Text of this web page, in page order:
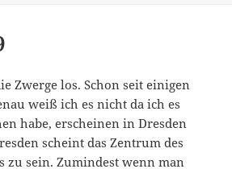
Zwerge los. Schon seit einigen
weiß ich es nicht da ich es
habe, erscheinen in Dresden
scheint das Zentrum des
zu sein. Zumindest wenn man